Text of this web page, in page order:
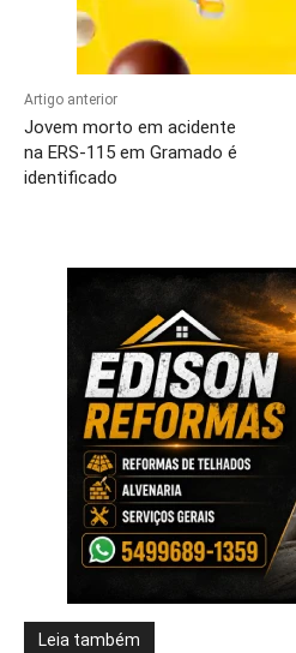
Artigo anterior
Jovem morto em acidente
na ERS-115 em Gramado é
identificado
Leia também